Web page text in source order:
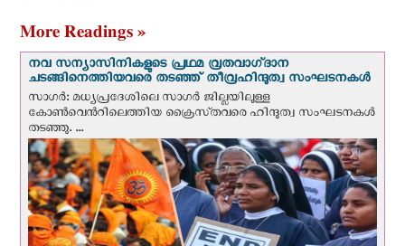
More Readings »
നവ സന്യാസിനികളുടെ പ്രഥമ വ്രതവാഗ്‌ദാന
ചടങ്ങിനെത്തിയവരെ തടഞ്ഞ് തീവ്രഹിന്ദുത്വ സംഘടനകള്‍
സാഗർ: മധ്യപ്രദേശിലെ സാഗർ ജില്ലയിലുള്ള
കോൺവെന്‍റിലെത്തിയ ക്രൈസ്‌തവരെ ഹിന്ദുത്വ സംഘടനകൾ
തടഞ്ഞു. ...